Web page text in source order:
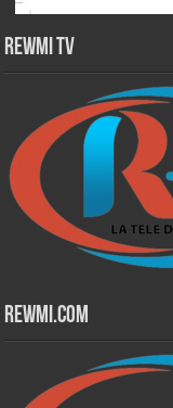
Rewmi TV
Rewmi.Com